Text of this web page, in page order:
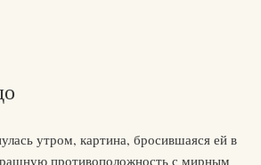
утром, картина, бросившаяся ей в
противоположность с мирным